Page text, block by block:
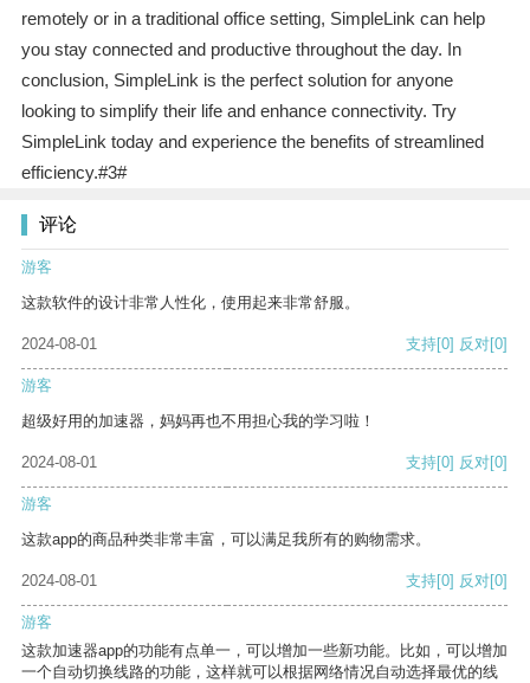
remotely or in a traditional office setting, SimpleLink can help
you stay connected and productive throughout the day. In
conclusion, SimpleLink is the perfect solution for anyone
looking to simplify their life and enhance connectivity. Try
SimpleLink today and experience the benefits of streamlined
efficiency.#3#
评论
游客
这款软件的设计非常人性化，使用起来非常舒服。
2024-08-01 支持[0] 反对[0]
游客
超级好用的加速器，妈妈再也不用担心我的学习啦！
2024-08-01 支持[0] 反对[0]
游客
这款app的商品种类非常丰富，可以满足我所有的购物需求。
2024-08-01 支持[0] 反对[0]
游客
这款加速器app的功能有点单一，可以增加一些新功能。比如，可以增加
一个自动切换线路的功能，这样就可以根据网络情况自动选择最优的线